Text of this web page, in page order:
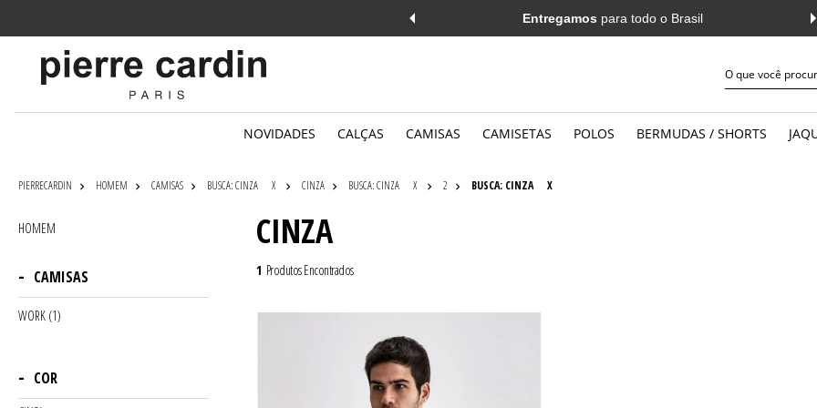
Entregamos para todo o Brasil
NOVIDADES CALÇAS
JEANS
CAMISAS CAMISETAS POLOS BERMUDAS / SHORTS
PIERRECARDIN HOMEM CAMISAS BUSCA: CINZA X CINZA BUSCA: CINZA X 2 BUSCA: CINZA X
HOMEM
CAMISAS
WORK (1)
COR
CINZA
1 Produtos Encontrados